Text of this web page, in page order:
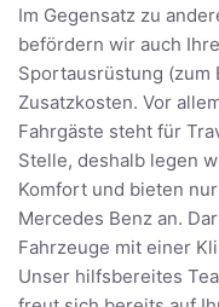
Im Gegensatz zu
befördern wir auch
Sportausrüstung (zum
Zusatzkosten. Vor
Fahrgäste steht für
Stelle, deshalb legen
Komfort und bieten
Mercedes Benz an.
Fahrzeuge mit einer
Unser hilfsbereites